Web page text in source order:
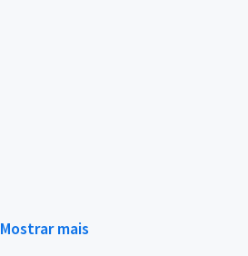
Mostrar mais